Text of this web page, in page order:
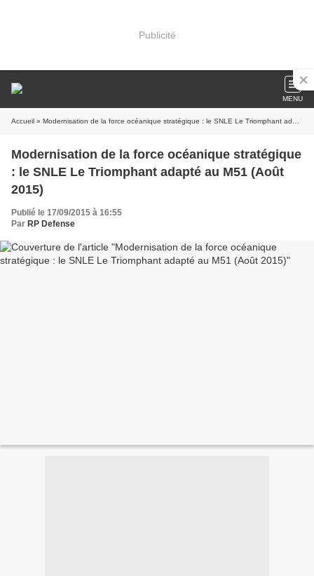
Publicité
MENU
Accueil » Modernisation de la force océanique stratégique : le SNLE Le Triomphant adapté au M51 (Août 2015)
Modernisation de la force océanique stratégique
: le SNLE Le Triomphant adapté au M51 (Août
2015)
Publié le 17/09/2015 à 16:55
Par RP Defense